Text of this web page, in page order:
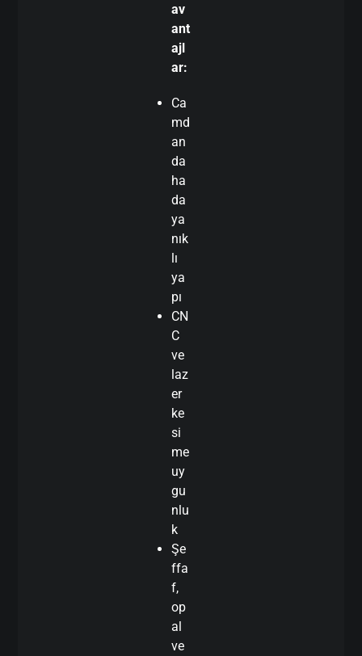
av
ant
ajl
ar:
Ca
md
an
da
ha
da
ya
nık
lı
ya
pı
CN
C
ve
laz
er
ke
si
me
uy
gu
nlu
k
Şe
ffa
f,
op
al
ve